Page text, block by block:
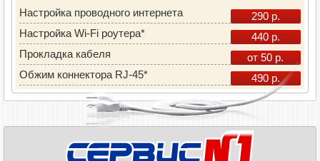
Настройка проводного интернета
290 р.
Настройка Wi-Fi роутера*
440 р.
Прокладка кабеля
от 50 р.
Обжим коннектора RJ-45*
490 р.